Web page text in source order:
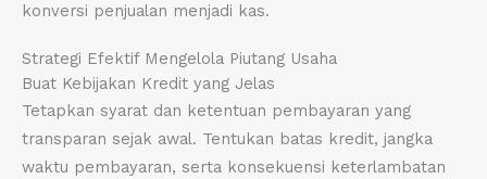
konversi penjualan menjadi kas.
Strategi Efektif Mengelola Piutang Usaha
Buat Kebijakan Kredit yang Jelas
Tetapkan syarat dan ketentuan pembayaran yang
transparan sejak awal. Tentukan batas kredit, jangka
waktu pembayaran, serta konsekuensi keterlambatan